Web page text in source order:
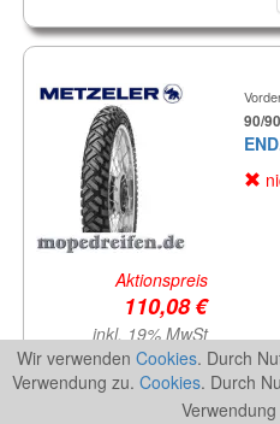
90/
Aktionspreis
inkl. 19% MwSt
Dieser Motorradreifen benötigtkeinen
Wir verwenden Cookies. Durch
Verwendung zu. Cookies. Durch